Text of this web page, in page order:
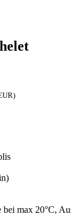
bei max 20°C,